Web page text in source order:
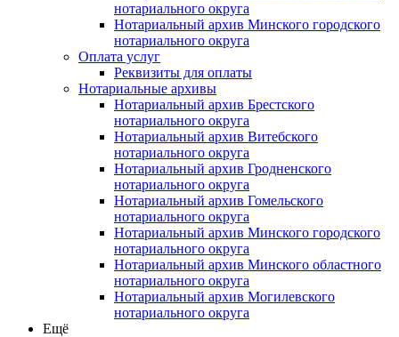
нотариального округа
Нотариальный архив Минского городского
нотариального округа
Оплата услуг
Реквизиты для оплаты
Нотариальные архивы
Нотариальный архив Брестского
нотариального округа
Нотариальный архив Витебского
нотариального округа
Нотариальный архив Гродненского
нотариального округа
Нотариальный архив Гомельского
нотариального округа
Нотариальный архив Минского городского
нотариального округа
Нотариальный архив Минского областного
нотариального округа
Нотариальный архив Могилевского
нотариального округа
Ещё